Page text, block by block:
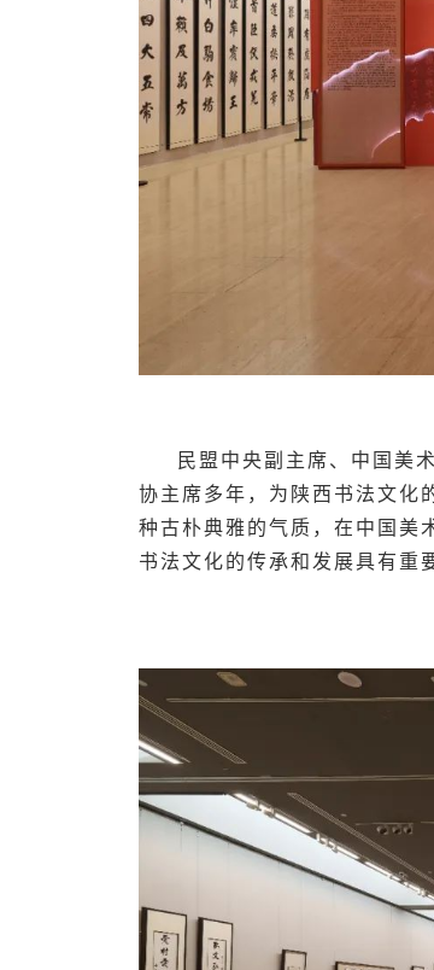
民盟中央副主席、中国美
协主席多年，为陕西书法文化
种古朴典雅的气质，在中国美
书法文化的传承和发展具有重